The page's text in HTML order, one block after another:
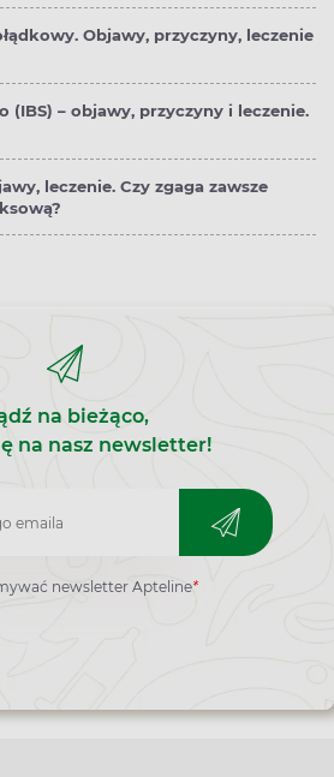
Objawy, przyczyny, leczenie
(IBS) – objawy, przyczyny i leczenie.
leczenie. Czy zgaga zawsze
na bieżąco,
na nasz newsletter!
newsletter Apteline*